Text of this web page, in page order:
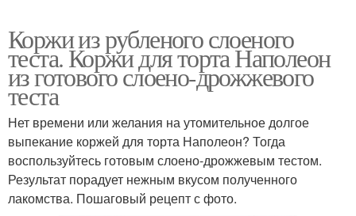
Коржи из рубленого слоеного
теста. Коржи для торта Наполеон
из готового слоено-дрожжевого
теста
Нет времени или желания на утомительное долгое
выпекание коржей для торта Наполеон? Тогда
воспользуйтесь готовым слоено-дрожжевым тестом.
Результат порадует нежным вкусом полученного
лакомства. Пошаговый рецепт с фото.